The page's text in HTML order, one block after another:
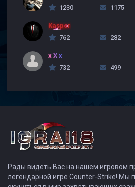
1230
1175
Kasper
762
282
x X x
732
499
Рады видеть Вас на нашем игровом
легендарной игре Counter-Strike! Мы